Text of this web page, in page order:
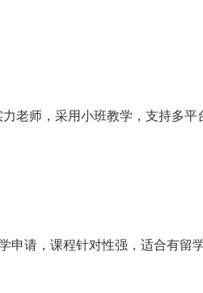
老师，采用小班教学，支持多平
请，课程针对性强，适合有留学